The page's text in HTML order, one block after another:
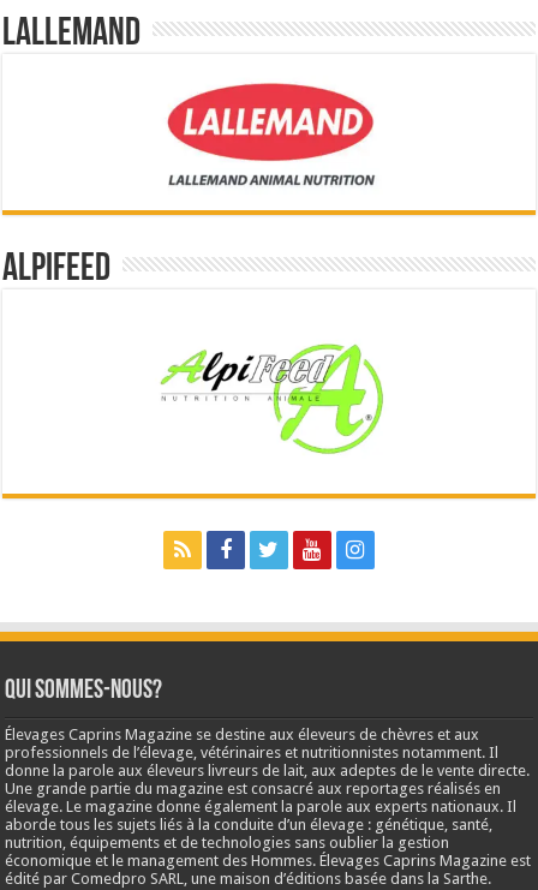
Lallemand
Alpifeed
Qui sommes-nous?
Élevages Caprins Magazine se destine aux éleveurs de chèvres et aux
professionnels de l’élevage, vétérinaires et nutritionnistes notamment. Il
donne la parole aux éleveurs livreurs de lait, aux adeptes de le vente directe.
Une grande partie du magazine est consacré aux reportages réalisés en
élevage. Le magazine donne également la parole aux experts nationaux. Il
aborde tous les sujets liés à la conduite d’un élevage : génétique, santé,
nutrition, équipements et de technologies sans oublier la gestion
économique et le management des Hommes. Élevages Caprins Magazine est
édité par Comedpro SARL, une maison d’éditions basée dans la Sarthe.